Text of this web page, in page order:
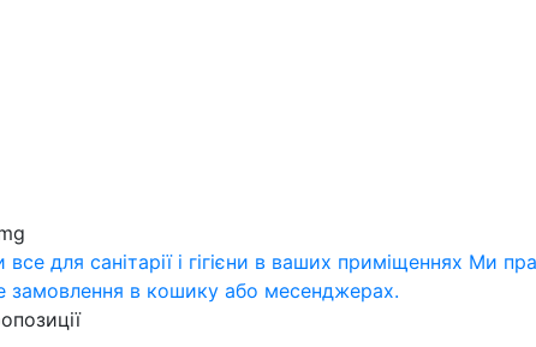
все для санітарії і гігієни в ваших приміщеннях Ми
замовлення в кошику або месенджерах.